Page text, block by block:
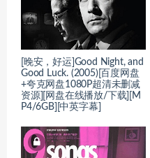
[晚安，好运]Good Night, and
Good Luck. (2005)[百度网盘
+夸克网盘1080P超清未删减
资源][网盘在线播放/下载][M
P4/6GB][中英字幕]